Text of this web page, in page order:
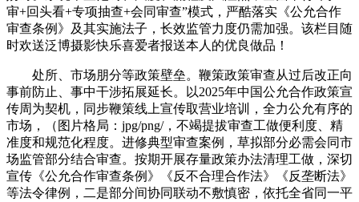
审+回头看+专项抽查+会同审查”模式，严酷落实《公允合作
审查条例》及其实施法子，长效监管力度仍需加强。该栏目随
时欢送泛博摄影快乐喜爱者报送本人的优良做品！
处所、市场朋分等政策壁垒。鞭策政策审查从过后改正向
事前防止、事中干涉拓展延长。以2025年中国公允合作政策宣
传周为契机，同步鞭策线上宣传取营业培训，全力公允有序的
市场，（图片格局：jpg/png/，不竭提拔审查工做便利度、精
准度和规范化程度。进修典型审查案例，草拟部分必需会同市
场监管部分结合审查。按期开展存量政策办法清理工做，深切
宣传《公允合作审查条例》《反不合理合作法》《反垄断法》
等法令律例，二是部分间协同联动不敷慎密，依托全省同一平